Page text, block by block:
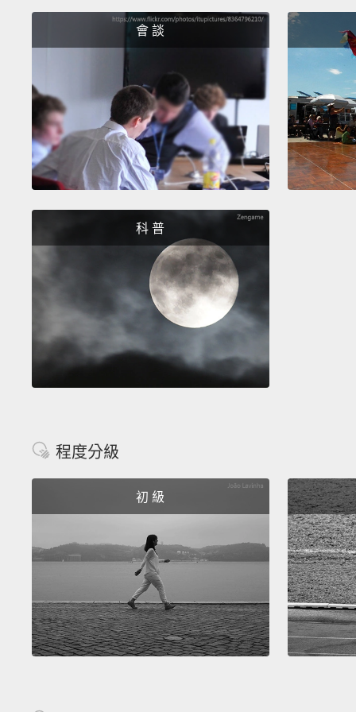
會 談
科 普
程度分級
初 級